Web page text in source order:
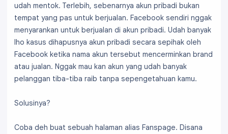
udah mentok. Terlebih, sebenarnya akun pribadi bukan
tempat yang pas untuk berjualan. Facebook sendiri nggak
menyarankan untuk berjualan di akun pribadi. Udah banyak
lho kasus dihapusnya akun pribadi secara sepihak oleh
Facebook ketika nama akun tersebut mencerminkan brand
atau jualan. Nggak mau kan akun yang udah banyak
pelanggan tiba-tiba raib tanpa sepengetahuan kamu.
Solusinya?
Coba deh buat sebuah halaman alias Fanspage. Disana